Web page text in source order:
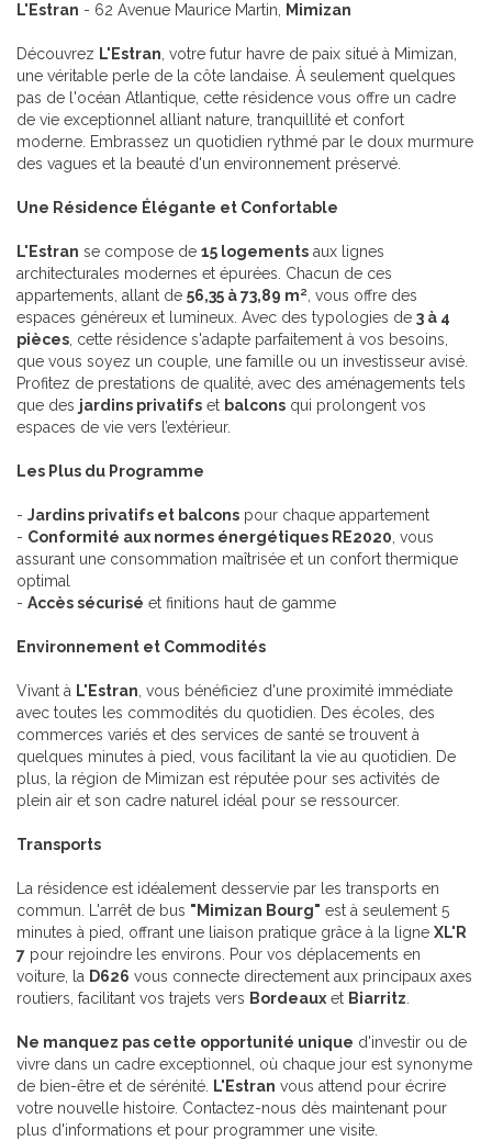
L'Estran - 62 Avenue Maurice Martin, Mimizan
Découvrez L'Estran, votre futur havre de paix situé à Mimizan,
une véritable perle de la côte landaise. À seulement quelques
pas de l'océan Atlantique, cette résidence vous offre un cadre
de vie exceptionnel alliant nature, tranquillité et confort
moderne. Embrassez un quotidien rythmé par le doux murmure
des vagues et la beauté d'un environnement préservé.
Une Résidence Élégante et Confortable
L'Estran se compose de 15 logements aux lignes
architecturales modernes et épurées. Chacun de ces
appartements, allant de 56,35 à 73,89 m², vous offre des
espaces généreux et lumineux. Avec des typologies de 3 à 4
pièces, cette résidence s'adapte parfaitement à vos besoins,
que vous soyez un couple, une famille ou un investisseur avisé.
Profitez de prestations de qualité, avec des aménagements tels
que des jardins privatifs et balcons qui prolongent vos
espaces de vie vers l’extérieur.
Les Plus du Programme
- Jardins privatifs et balcons pour chaque appartement
- Conformité aux normes énergétiques RE2020, vous
assurant une consommation maîtrisée et un confort thermique
optimal
- Accès sécurisé et finitions haut de gamme
Environnement et Commodités
Vivant à L'Estran, vous bénéficiez d'une proximité immédiate
avec toutes les commodités du quotidien. Des écoles, des
commerces variés et des services de santé se trouvent à
quelques minutes à pied, vous facilitant la vie au quotidien. De
plus, la région de Mimizan est réputée pour ses activités de
plein air et son cadre naturel idéal pour se ressourcer.
Transports
La résidence est idéalement desservie par les transports en
commun. L'arrêt de bus "Mimizan Bourg" est à seulement 5
minutes à pied, offrant une liaison pratique grâce à la ligne XL'R
7 pour rejoindre les environs. Pour vos déplacements en
voiture, la D626 vous connecte directement aux principaux axes
routiers, facilitant vos trajets vers Bordeaux et Biarritz.
Ne manquez pas cette opportunité unique d'investir ou de
vivre dans un cadre exceptionnel, où chaque jour est synonyme
de bien-être et de sérénité. L'Estran vous attend pour écrire
votre nouvelle histoire. Contactez-nous dès maintenant pour
plus d'informations et pour programmer une visite.